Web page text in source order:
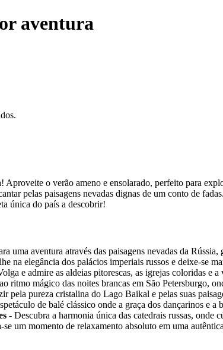
aventura
o verão ameno e ensolarado, perfeito para
pelas paisagens nevadas dignas de um conto de
única do país a descobrir!
uma aventura através das paisagens nevadas da
na elegância dos palácios imperiais russos e deixe-se
e admire as aldeias pitorescas, as igrejas coloridas e a
ritmo mágico das noites brancas em São Petersburgo,
pela pureza cristalina do Lago Baikal e pelas suas
de balé clássico onde a graça dos dançarinos e
- Descubra a harmonia única das catedrais russas, onde
se um momento de relaxamento absoluto em uma